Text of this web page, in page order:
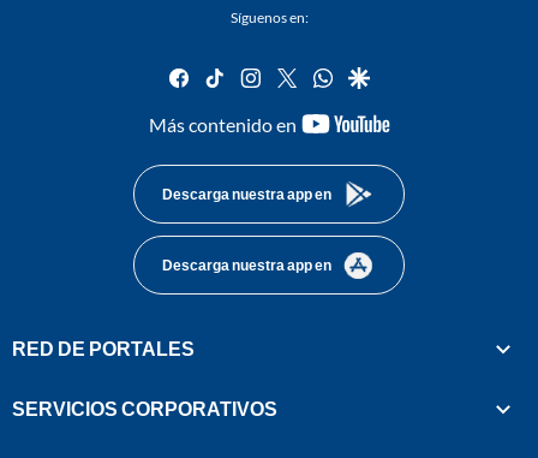
Síguenos en:
facebook
tiktok instagram
twitterwhatsapp
google
Más contenido en
youtube-
Descarga nuestra app en
Descarga nuestra app en
RED DE PORTALES
SERVICIOS CORPORATIVOS